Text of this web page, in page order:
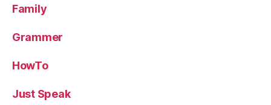
Family
Grammer
HowTo
Just Speak